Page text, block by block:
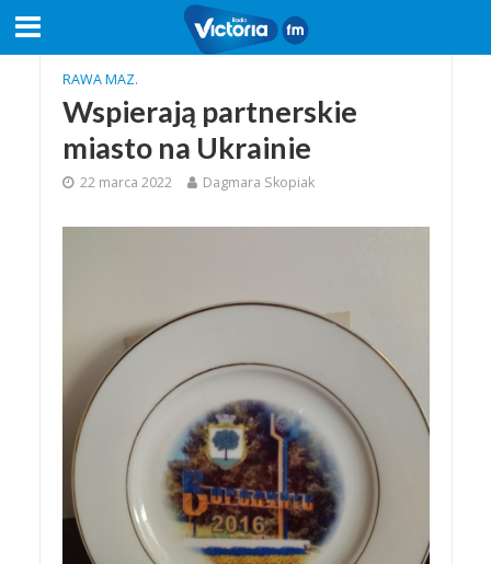
RAWA MAZ.
Wspierają partnerskie
miasto na Ukrainie
22 marca 2022 Dagmara Skopiak